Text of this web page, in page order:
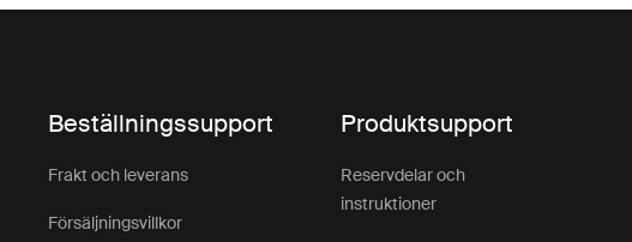
Beställningssupport
Frakt och leverans
Försäljningsvillkor
Produktsupport
Reservdelar och
instruktioner